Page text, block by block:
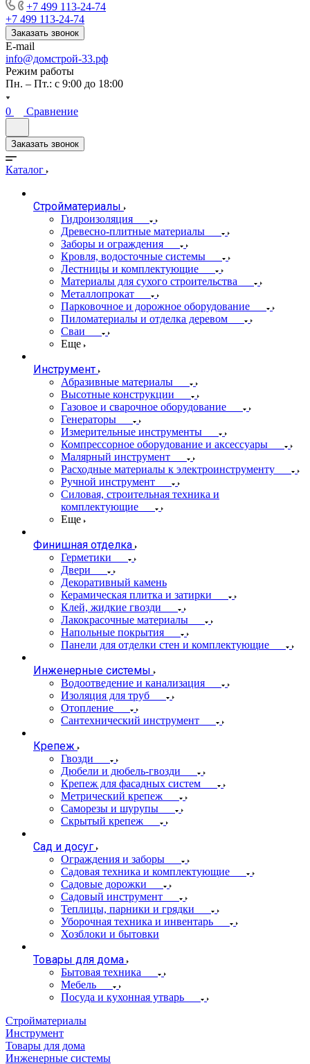
+7 499 113-24-74
+7 499 113-24-74
Заказать звонок
E-mail
info@домстрой-33.рф
Режим работы
Пн. – Пт.: с 9:00 до 18:00
0 Сравнение
Заказать звонок
Каталог
Стройматериалы
Гидроизоляция
Древесно-плитные материалы
Заборы и ограждения
Кровля, водосточные системы
Лестницы и комплектующие
Материалы для сухого строительства
Металлопрокат
Парковочное и дорожное оборудование
Пиломатериалы и отделка деревом
Сваи
Еще
Инструмент
Абразивные материалы
Высотные конструкции
Газовое и сварочное оборудование
Генераторы
Измерительные инструменты
Компрессорное оборудование и аксессуары
Малярный инструмент
Расходные материалы к электроинструменту
Ручной инструмент
Силовая, строительная техника и
комплектующие
Еще
Финишная отделка
Герметики
Двери
Декоративный камень
Керамическая плитка и затирки
Клей, жидкие гвозди
Лакокрасочные материалы
Напольные покрытия
Панели для отделки стен и комплектующие
Инженерные системы
Водоотведение и канализация
Изоляция для труб
Отопление
Сантехнический инструмент
Крепеж
Гвозди
Дюбели и дюбель-гвозди
Крепеж для фасадных систем
Метрический крепеж
Саморезы и шурупы
Скрытый крепеж
Сад и досуг
Ограждения и заборы
Садовая техника и комплектующие
Садовые дорожки
Садовый инструмент
Теплицы, парники и грядки
Уборочная техника и инвентарь
Хозблоки и бытовки
Товары для дома
Бытовая техника
Мебель
Посуда и кухонная утварь
Стройматериалы
Инструмент
Товары для дома
Инженерные системы